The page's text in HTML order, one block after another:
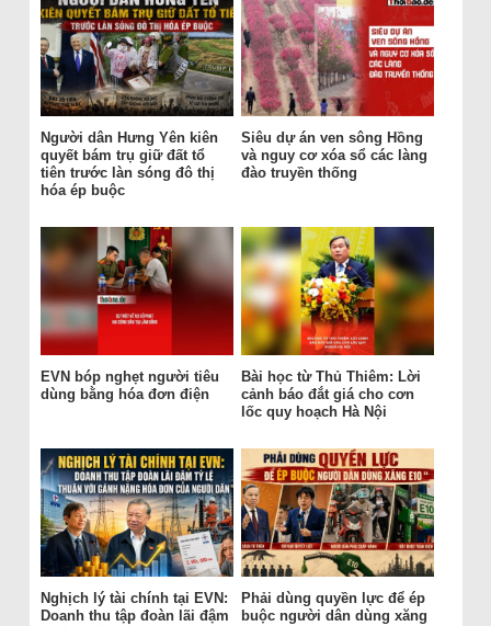
Người dân Hưng Yên kiên
quyết bám trụ giữ đất tổ
tiên trước làn sóng đô thị
hóa ép buộc
Siêu dự án ven sông Hồng
và nguy cơ xóa sổ các làng
đào truyền thống
EVN bóp nghẹt người tiêu
dùng bằng hóa đơn điện
Bài học từ Thủ Thiêm: Lời
cảnh báo đắt giá cho cơn
lốc quy hoạch Hà Nội
Nghịch lý tài chính tại EVN:
Doanh thu tập đoàn lãi đậm
Phải dùng quyền lực để ép
buộc người dân dùng xăng